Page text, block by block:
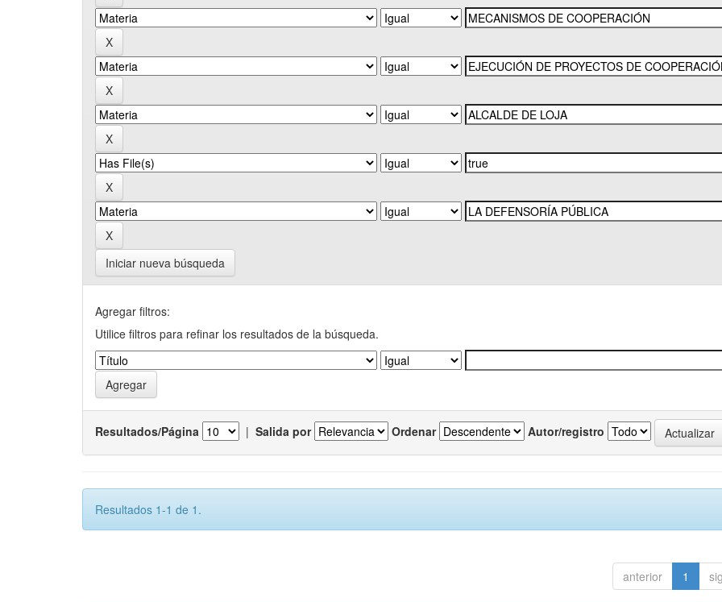
Iniciar nueva búsqueda
Agregar filtros:
Utilice filtros para refinar los resultados de la búsqueda.
Resultados/Página | Salida por Ordenar Autor/registro
Resultados 1-1 de 1.
anterior 1